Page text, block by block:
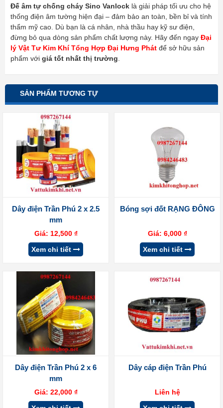
Đế âm tự chống cháy Sino Vanlock là giải pháp tối ưu cho hệ
thống điện âm tường hiện đại – đảm bảo an toàn, bền bỉ và tính
thẩm mỹ cao. Dù bạn là cá nhân, nhà thầu hay kỹ sư điện,
đừng bỏ qua dòng sản phẩm chất lượng này. Hãy đến ngay Đại
lý Vật Tư Kim Khí Tổng Hợp Đại Hưng Phát để sở hữu sản
phẩm với giá tốt nhất thị trường
SẢN PHẨM TƯƠNG TỰ
Dây điện Trần Phú 2 x 2.5
mm
Giá: 12,500 ₫
Xem chi tiết
Bóng sợi đốt RẠNG ĐÔNG
Giá: 6,000 ₫
Xem chi tiết
Dây điện Trần Phú 2 x 6
mm
Giá: 22,000 ₫
Dây cáp điện Trần Phú
Liên hệ